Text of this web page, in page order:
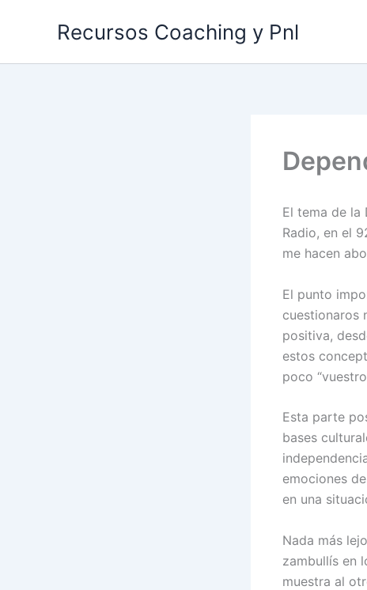
Recursos Coaching y Pnl
El tema de la
Radio, en el
me hacen
El punto
cuestionaros
positiva,
estos
poco
Esta parte
bases
emociones
en una
Nada más
zambullís en
muestra al